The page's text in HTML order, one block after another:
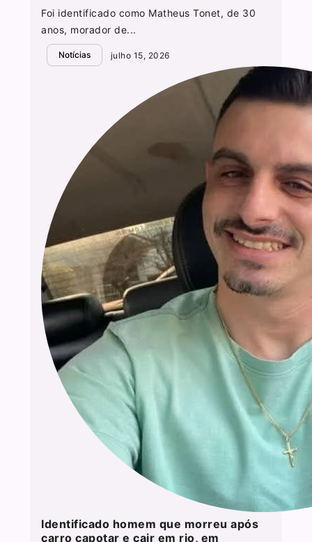
Foi identificado como Matheus Tonet, de 30
anos, morador de...
Notícias julho 15, 2026
Identificado homem que morreu após
carro capotar e cair em rio, em